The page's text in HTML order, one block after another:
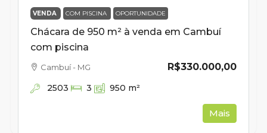
VENDA COM PISCINA OPORTUNIDADE
Chácara de 950 m² à venda em Cambuí
com piscina
R$330.000,00
Cambuí - MG
2503 3 950 m²
Mais